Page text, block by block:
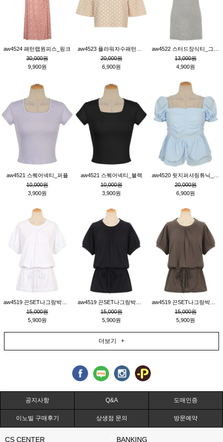
aw4524 패턴랩원피스_핑크
30,000원
9,900원
20,000원
6,900원
13,000원
4,900원
aw4521 스퀘어넥티_퍼플
10,000원
3,900원
aw4521 스퀘어넥티_블랙
10,000원
3,900원
20,000원
6,900원
15,000원
5,900원
15,000원
5,900원
15,000원
5,900원
더보기 +
공지사항 Q&A 도매인증
이노빌 구매후기 상생점 문의 방문예약
CS CENTER BANKING